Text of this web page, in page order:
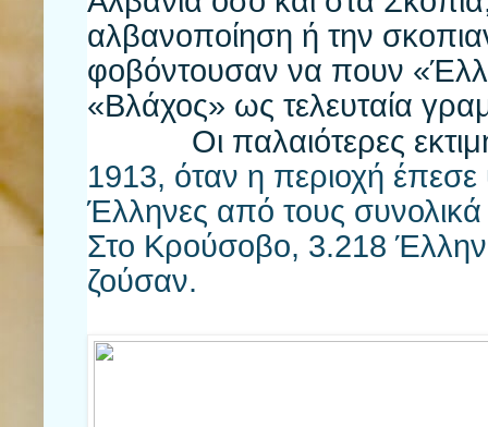
αλβανοποίηση ή την
φοβόντουσαν να πουν
«Βλάχος» ως τελευταία
Οι παλαιότερες
1913, όταν η περιοχή
Έλληνες από τους
Στο Κρούσοβο, 3.218
ζούσαν.